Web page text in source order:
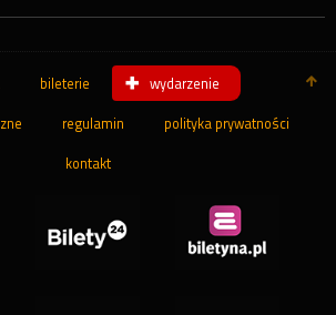
bileterie wydarzenie
regulamin polityka prywatności
kontakt